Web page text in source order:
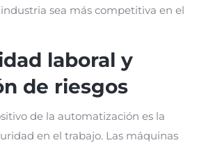
sea más competitiva en el
laboral y
de riesgos
de la automatización es la
en el trabajo. Las máquinas